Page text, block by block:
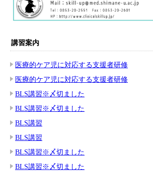
講習案内
医療的ケア児に対応する支援者研修
医療的ケア児に対応する支援者研修
BLS講習※〆切ました
BLS講習※〆切ました
BLS講習
BLS講習
BLS講習※〆切ました
BLS講習※〆切ました